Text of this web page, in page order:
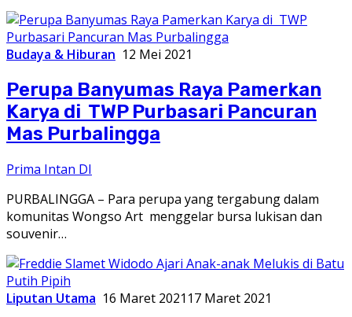
Budaya & Hiburan 12 Mei 2021
Perupa Banyumas Raya Pamerkan
Karya di TWP Purbasari Pancuran
Mas Purbalingga
Prima Intan DI
PURBALINGGA – Para perupa yang tergabung dalam
komunitas Wongso Art menggelar bursa lukisan dan
souvenir…
Liputan Utama 16 Maret 2021 17 Maret 2021